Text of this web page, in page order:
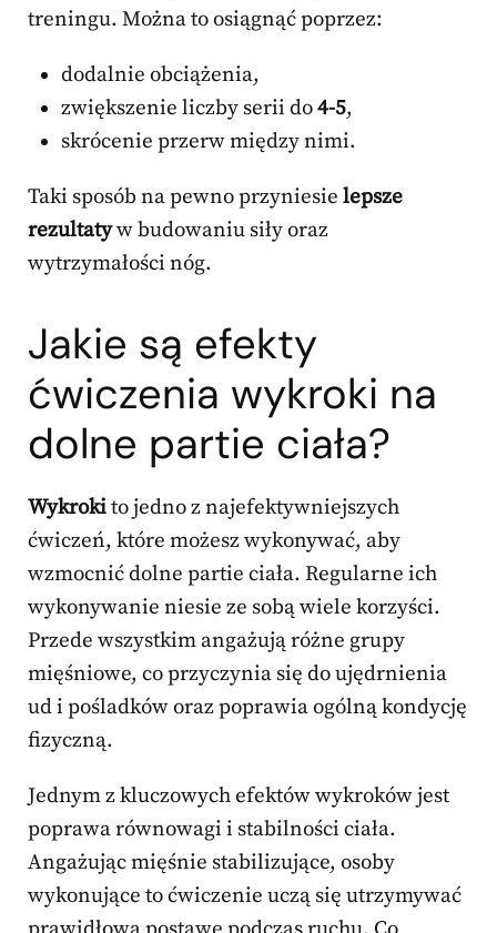
treningu. Można to osiągnąć poprzez:
dodalnie obciążenia,
zwiększenie liczby serii do4-5,
skrócenie przerw między nimi.
Taki sposób na pewno przyniesie lepsze
rezultatyw budowaniu siły oraz
wytrzymałości nóg.
Jakie są efekty
ćwiczenia wykroki na
dolne partie ciała?
Wykrokito jedno z najefektywniejszych
ćwiczeń, które możesz wykonywać, aby
wzmocnić dolne partie ciała. Regularne ich
wykonywanie niesie ze sobą wiele korzyści.
Przede wszystkim angażują różne grupy
mięśniowe, co przyczynia się do ujędrnienia
ud i pośladków oraz poprawia ogólną kondycję
fizyczną.
Jednym z kluczowych efektów wykroków jest
poprawa równowagi i stabilności ciała.
Angażując mięśnie stabilizujące, osoby
wykonujące to ćwiczenie uczą się utrzymywać